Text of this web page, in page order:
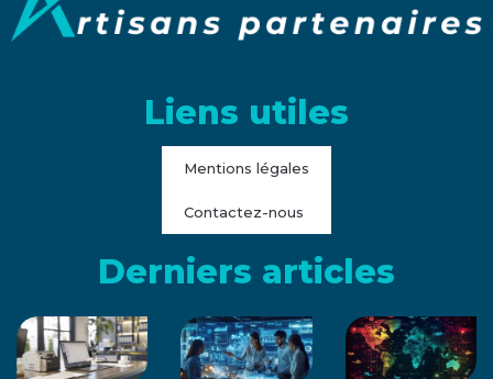
Liens utiles
Mentions légales
Contactez-nous
Derniers articles